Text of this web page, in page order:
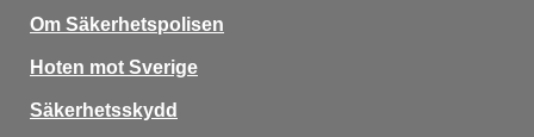
Om Säkerhetspolisen
Hoten mot Sverige
Säkerhetsskydd